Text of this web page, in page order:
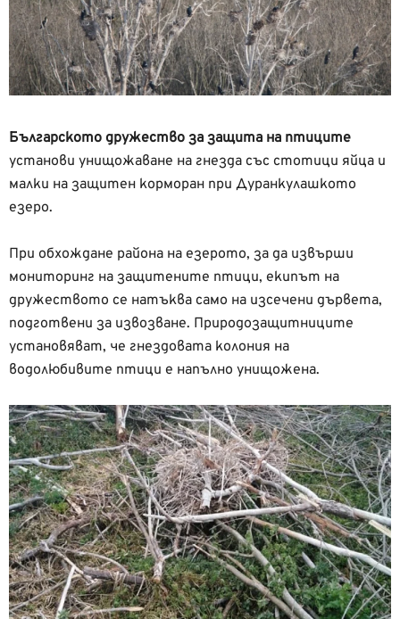
Българското дружество за защита на птиците
установи унищожаване на гнезда със стотици яйца и
малки на защитен корморан при Дуранкулашкото
езеро.
При обхождане района на езерото, за да извърши
мониторинг на защитените птици, екипът на
дружеството се натъква само на изсечени дървета,
подготвени за извозване. Природозащитниците
установяват, че гнездовата колония на
водолюбивите птици е напълно унищожена.